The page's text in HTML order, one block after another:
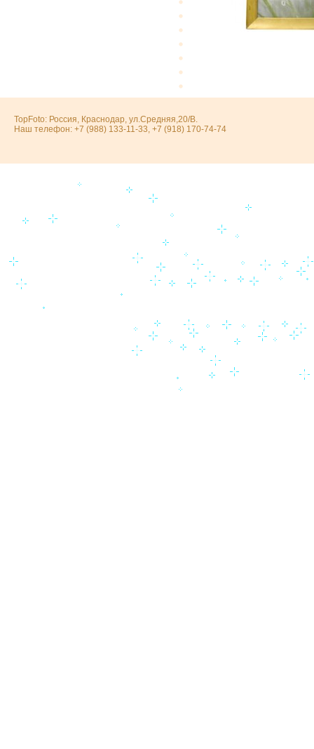
TopFoto: Россия, Краснодар, ул.Средняя,20/В.
Наш телефон: +7 (988) 133-11-33, +7 (918) 170-74-74